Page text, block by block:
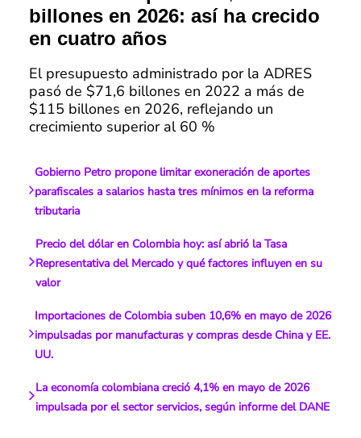
billones en 2026: así ha crecido
en cuatro años
El presupuesto administrado por la ADRES
pasó de $71,6 billones en 2022 a más de
$115 billones en 2026, reflejando un
crecimiento superior al 60 %
Gobierno Petro propone limitar exoneración de aportes
parafiscales a salarios hasta tres mínimos en la reforma
tributaria
Precio del dólar en Colombia hoy: así abrió la Tasa
Representativa del Mercado y qué factores influyen en su
valor
Importaciones de Colombia suben 10,6% en mayo de 2026
impulsadas por manufacturas y compras desde China y EE.
UU.
La economía colombiana creció 4,1% en mayo de 2026
impulsada por el sector servicios, según informe del DANE